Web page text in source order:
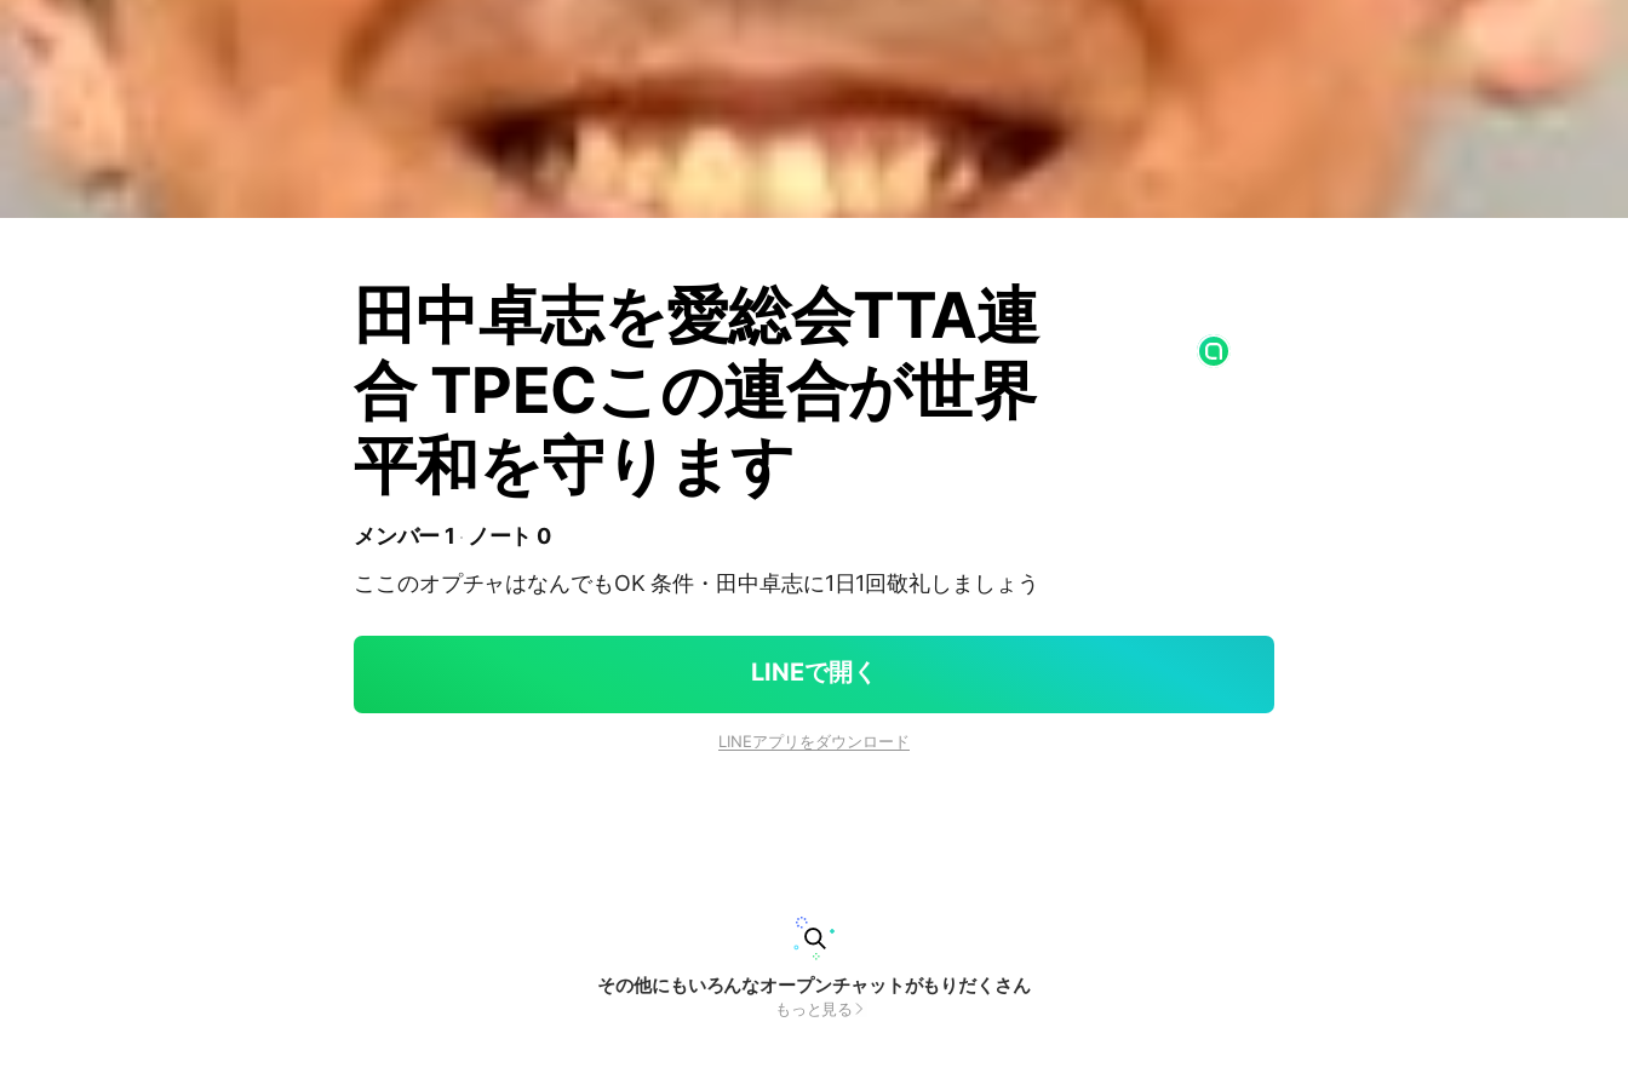
田中卓志を愛総会TTA連
合 TPECこの連合が世界
平和を守ります
メンバー 1
ノート 0
ここのオプチャはなんでもOK 条件・田中卓志に1日1回敬礼しましょう
LINEで開く
LINEアプリをダウンロード
その他にもいろんなオープンチャットがもりだくさん
もっと見る